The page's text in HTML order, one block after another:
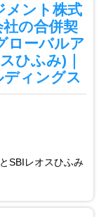
メント株式
の合併契
ローバルア
ひふみ)｜
ィングス
SBIレオスひふみ